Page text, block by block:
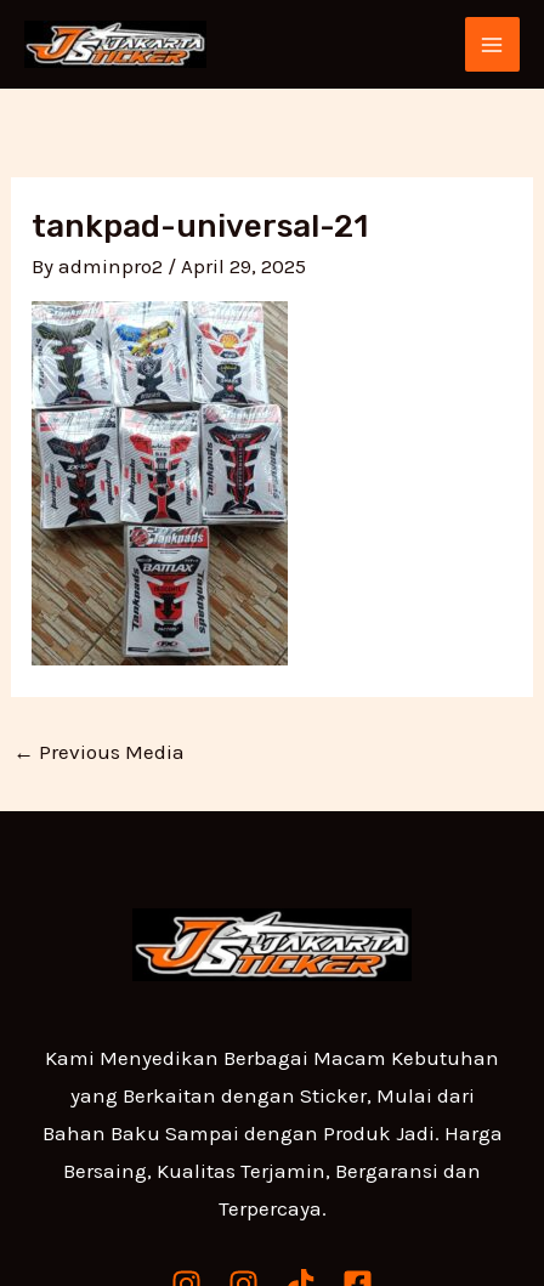
content
tankpad-universal-21
Byadminpro2 /April 29, 2025
navigation
← Previous Media
Kami Menyedikan Berbagai Macam Kebutuhan
yang Berkaitan dengan Sticker, Mulai dari
Bahan Baku Sampai dengan Produk Jadi. Harga
Bersaing, Kualitas Terjamin, Bergaransi dan
Terpercaya.